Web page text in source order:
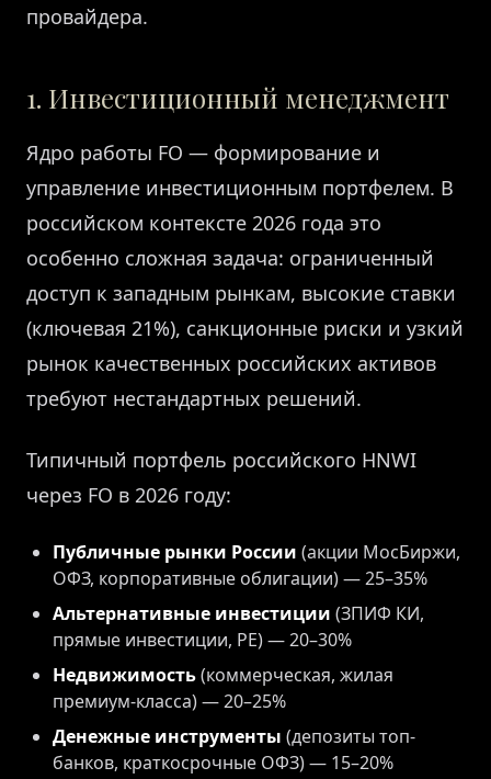
провайдера.
1. Инвестиционный менеджмент
Ядро работы FO — формирование и
управление инвестиционным портфелем. В
российском контексте 2026 года это
особенно сложная задача: ограниченный
доступ к западным рынкам, высокие ставки
(ключевая 21%), санкционные риски и узкий
рынок качественных российских активов
требуют нестандартных решений.
Типичный портфель российского HNWI
через FO в 2026 году:
Публичные рынки России (акции МосБиржи,
ОФЗ, корпоративные облигации) — 25–35%
Альтернативные инвестиции (ЗПИФ КИ,
прямые инвестиции, PE) — 20–30%
Недвижимость(коммерческая, жилая
премиум-класса) — 20–25%
Денежные инструменты (депозиты топ-
банков, краткосрочные ОФЗ) — 15–20%